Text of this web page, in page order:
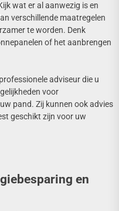
wat er al aanwezig is en
verschillende maatregelen
te worden. Denk
of het aanbrengen
adviseur die u
voor
pand. Zij kunnen ook advies
geschikt zijn voor uw
en